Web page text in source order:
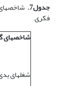
جدول7.
فکری
شاخصهای
شغلهای